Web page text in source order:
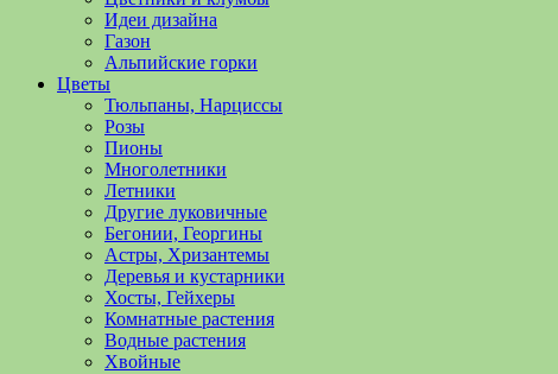
Идеи дизайна
Газон
Альпийские горки
Цветы
Тюльпаны, Нарциссы
Розы
Пионы
Многолетники
Летники
Другие луковичные
Бегонии, Георгины
Астры, Хризантемы
Деревья и кустарники
Хосты, Гейхеры
Комнатные растения
Водные растения
Хвойные